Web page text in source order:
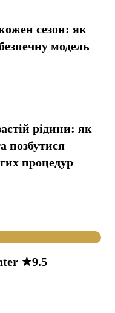
сезон: як
модель
рідини: як
позбутися
процедур
★9.5